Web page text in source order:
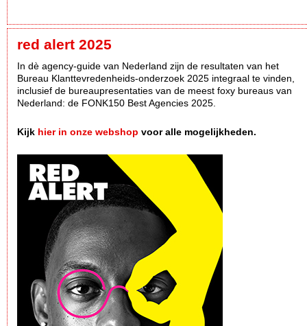
red alert 2025
In dè agency-guide van Nederland zijn de resultaten van het
Bureau Klanttevredenheids-onderzoek 2025 integraal te vinden,
inclusief de bureaupresentaties van de meest foxy bureaus van
Nederland: de FONK150 Best Agencies 2025.
Kijk hier in onze webshop voor alle mogelijkheden.